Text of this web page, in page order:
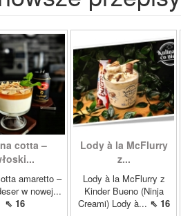
cotta –
amaretto –
w nowej...
⇖ 16
Lody à la McFlurry
z...
Lody à la McFlurry z
Kinder Bueno (Ninja
Creami) Lody à... ⇖ 16